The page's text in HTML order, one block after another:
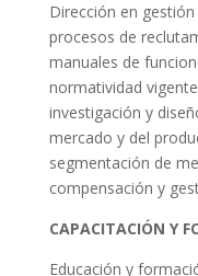
Dirección en
procesos de
manuales de
normatividad
investigación y
mercado y del
segmentación de
compensación y
CAPACITACIÓN Y
Educación y